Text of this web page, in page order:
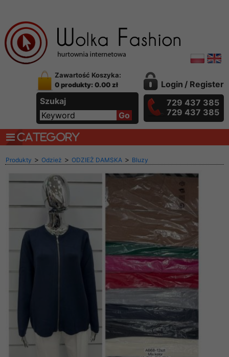
Zawartość Koszyka:
0 produkty: 0.00 zł
Szukaj
Login / Register
729 437 385
729 437 385
CATEGORY
Produkty > Odzież > ODZIEŻ DAMSKA > Bluzy